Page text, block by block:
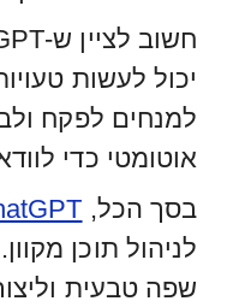
יכול לעשות
למנחים לפקח
אוטומטי כדי
בסך הכל,
לניהול תוכן
שפה טבעית